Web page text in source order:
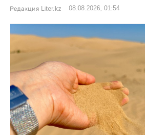
Редакция Liter.kz 08.08.2026, 01:54